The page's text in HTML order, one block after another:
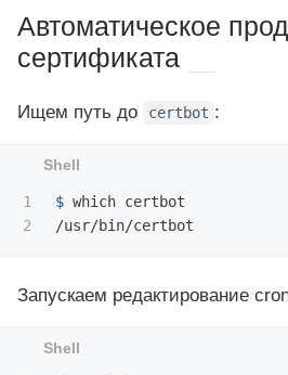
Автоматическое
сертификата
Ищем путь до certbot :
1
$ which certbot
Запускаем редактирование